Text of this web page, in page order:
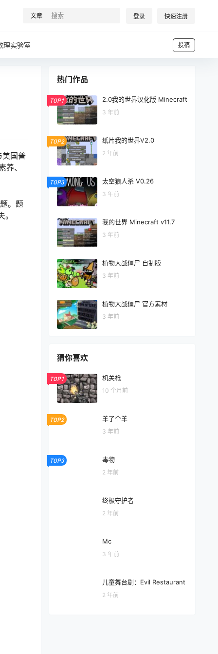
文章 登录 快速注册
理实验室 投稿
美国普
、
。题
热门作品
TOP1 2.0我的世界汉化版 Minecraft
3 年前
TOP2 纸片我的世界V2.0
2 年前
TOP3 太空狼人杀 V0.26
3 年前
我的世界 Minecraft v11.7
3 年前
植物大战僵尸 自制版
3 年前
植物大战僵尸 官方素材
3 年前
猜你喜欢
TOP1 机关枪
10 个月前
TOP2 羊了个羊
3 年前
TOP3 毒物
2 年前
终极守护者
2 年前
Mc
3 年前
儿童舞台剧：Evil Restaurant
2 年前